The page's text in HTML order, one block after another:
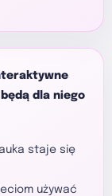
dla niego
staje się
używać